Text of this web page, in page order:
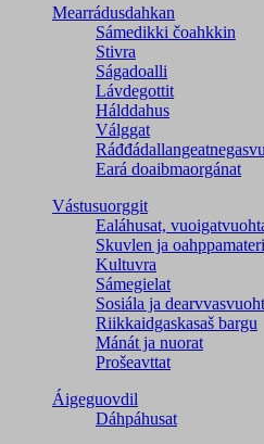
Mearrádusdahkan
Sámedikki čoahkkin
Stivra
Ságadoalli
Lávdegottit
Hálddahus
Válggat
Eará doaibmaorgánat
Vástusuorggit
Ealáhusat,
Skuvlen ja
Kultuvra
Sámegielat
Sosiála ja
Riikkaidgaskasaš bargu
Mánát ja nuorat
Prošeavttat
Áigeguovdil
Dáhpáhusat